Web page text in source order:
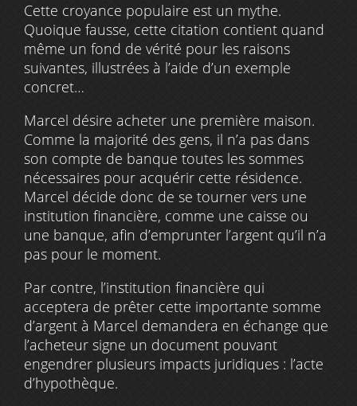
Cette croyance populaire est un mythe.
Quoique fausse, cette citation contient quand
même un fond de vérité pour les raisons
suivantes, illustrées à l’aide d’un exemple
concret…
Marcel désire acheter une première maison.
Comme la majorité des gens, il n’a pas dans
son compte de banque toutes les sommes
nécessaires pour acquérir cette résidence.
Marcel décide donc de se tourner vers une
institution financière, comme une caisse ou
une banque, afin d’emprunter l’argent qu’il n’a
pas pour le moment.
Par contre, l’institution financière qui
acceptera de prêter cette importante somme
d’argent à Marcel demandera en échange que
l’acheteur signe un document pouvant
engendrer plusieurs impacts juridiques : l’acte
d’hypothèque.